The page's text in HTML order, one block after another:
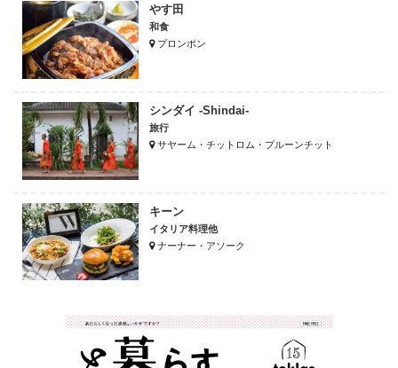
やす田
和食
プロンポン
シンダイ -Shindai-
旅行
サヤーム・チットロム・プルーンチット
キーン
イタリア料理他
ナーナー・アソーク